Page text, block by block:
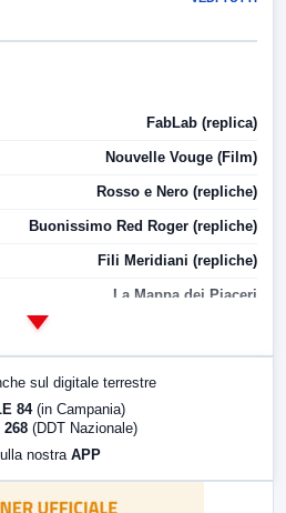
FabLab (replica)
Nouvelle Vouge (Film)
Rosso e Nero (repliche)
Buonissimo Red Roger (repliche)
Fili Meridiani (repliche)
La Mappa dei Piaceri
sul digitale terrestre
84 (in Campania)
268 (DDT Nazionale)
nostra APP